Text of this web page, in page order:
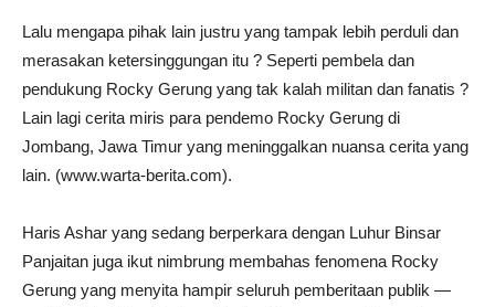
Lalu mengapa pihak lain justru yang tampak lebih perduli dan
merasakan ketersinggungan itu ? Seperti pembela dan
pendukung Rocky Gerung yang tak kalah militan dan fanatis ?
Lain lagi cerita miris para pendemo Rocky Gerung di
Jombang, Jawa Timur yang meninggalkan nuansa cerita yang
lain. (www.warta-berita.com).
Haris Ashar yang sedang berperkara dengan Luhur Binsar
Panjaitan juga ikut nimbrung membahas fenomena Rocky
Gerung yang menyita hampir seluruh pemberitaan publik —